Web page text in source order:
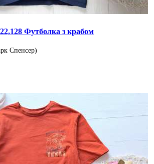
Футболка з крабом
Спенсер)